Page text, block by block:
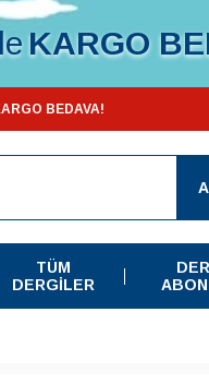
KARGO
BEDAVA!
TÜM
DERGILER